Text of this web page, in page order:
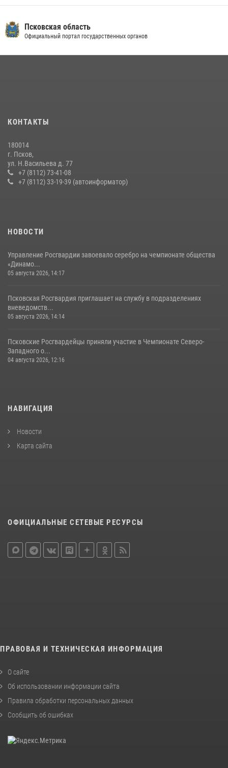
13 июля 2026, 05:29
Всероссийского конкурса профессионального мастерства среди
сутки пресекли в областном центре серию краж
Сотрудники вневедомственной охраны Росгвардии пресекли
хищение в магазине в Пскове
16 июля 2026, 10:24
31 июля 2026, 13:53
Псковская область
Официальный портал государственных органов
КОНТАКТЫ
180014
г. Псков,
ул. Н.Васильева д. 77
+7 (8112) 73-41-08
+7 (8112) 33-19-39 (автоинформатор)
НОВОСТИ
Управление Росгвардии завоевало серебро на чемпионате общества
«Динамо...
05 августа 2026, 14:17
Псковская Росгвардия приглашает на службу в подразделениях
вневедомств...
05 августа 2026, 14:14
Псковские Росгвардейцы приняли участие в Чемпионате Северо-
Западного о...
04 августа 2026, 12:16
НАВИГАЦИЯ
Новости
Карта сайта
ОФИЦИАЛЬНЫЕ СЕТЕВЫЕ РЕСУРСЫ
ПРАВОВАЯ И ТЕХНИЧЕСКАЯ ИНФОРМАЦИЯ
О сайте
Об использовании информации сайта
Правила обработки персональных данных
Сообщить об ошибках